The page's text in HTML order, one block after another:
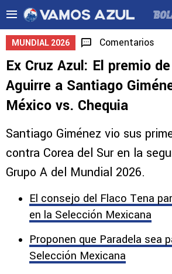
MUNDIAL 2026 Comentarios
Ex Cruz Azul: El premio
Aguirre a Santiago
México vs. Chequia
Santiago Giménez vio sus
contra Corea del Sur en la
Grupo A del Mundial 2026.
El consejo del Flaco Tena
en la Selección Mexicana
Proponen que Paradela sea
Selección Mexicana